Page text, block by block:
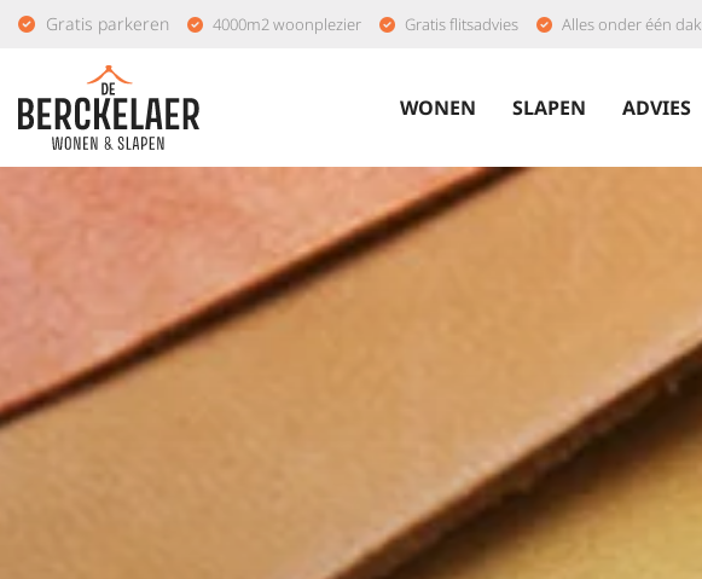
Gratis parkeren 4000m2 woonplezier Gratis flitsadvies Alles onder één dak
WONEN SLAPEN ADVIES